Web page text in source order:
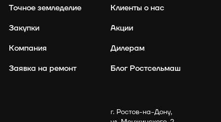
Точное земледелие
Закупки
Компания
Заявка на ремонт
Клиенты о нас
Акции
Дилерам
Блог Ростсельмаш
г. Ростов-на-Дону,